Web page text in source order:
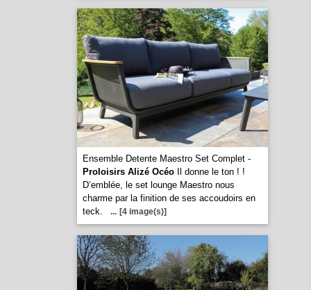
Ensemble Detente Maestro Set Complet -
Proloisirs Alizé OcéoIl donne le ton ! !
D’emblée, le set lounge Maestro nous
charme par la finition de ses accoudoirs en
teck.
... [4 image(s)]